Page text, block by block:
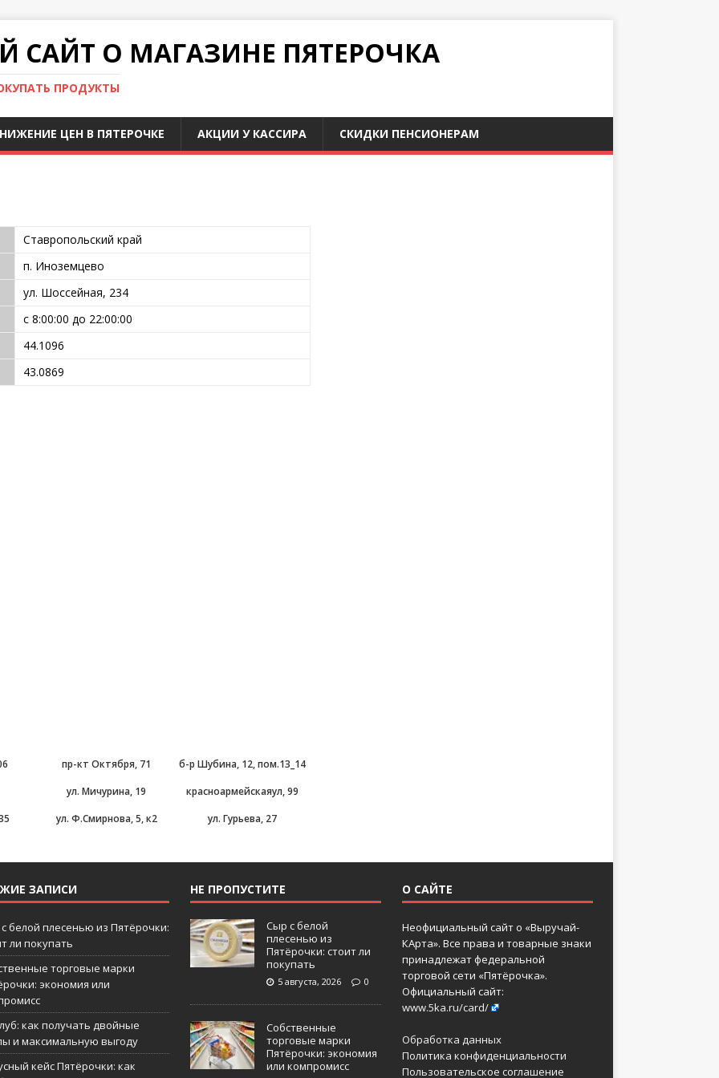
О МАГАЗИНЕ ПЯТЕРОЧКА
ПРОДУКТЫ
ЦЕН В ПЯТЕРОЧКЕ АКЦИИ У КАССИРА СКИДКИ ПЕНСИОНЕРАМ
Ставропольский край
п. Иноземцево
ул. Шоссейная, 234
с 8:00:00 до 22:00:00
44.1096
43.0869
пр-кт Октября, 71
б-р Шубина, 12, пом.13_14
ул. Мичурина, 19
красноармейскаяул, 99
ул. Ф.Смирнова, 5, к2 ул. Гурьева, 27
ЗАПИСИ
белой плесенью из Пятёрочки:
ли покупать
торговые марки
экономия или
как получать двойные
и максимальную выгоду
кейс Пятёрочки: как
НЕ ПРОПУСТИТЕ
Сыр с белой
плесенью из
Пятёрочки: стоит ли
покупать
5 августа, 2026 0
Собственные
торговые марки
Пятёрочки: экономия
или компромисс
О САЙТЕ
Неофициальный сайт о «Выручай-
КАрта». Все права и товарные знаки
принадлежат федеральной
торговой сети «Пятёрочка».
Официальный сайт:
www.5ka.ru/card/
Обработка данных
Политика конфиденциальности
Пользовательское соглашение